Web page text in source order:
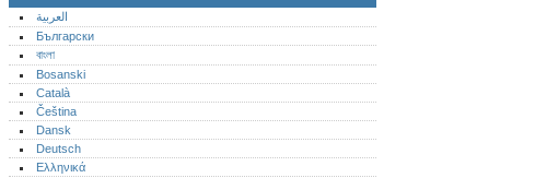
العربية
Български
বাংলা
Bosanski
Català
Čeština
Dansk
Deutsch
Ελληνικά